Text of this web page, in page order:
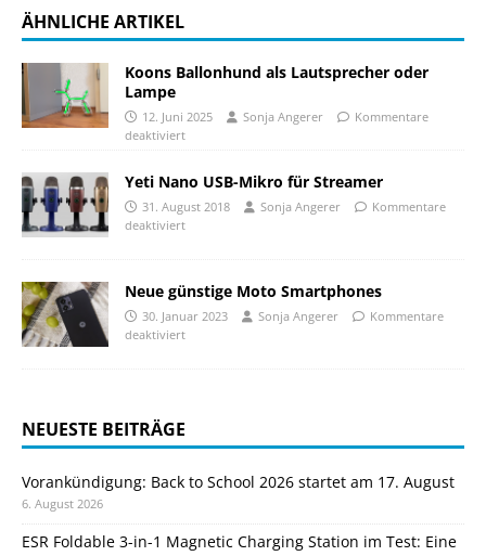
ÄHNLICHE ARTIKEL
Koons Ballonhund als Lautsprecher oder
Lampe
12. Juni 2025 Sonja Angerer
Kommentare
deaktiviert
Yeti Nano USB-Mikro für Streamer
31. August 2018 Sonja Angerer
Kommentare
deaktiviert
Neue günstige Moto Smartphones
30. Januar 2023 Sonja Angerer
Kommentare
deaktiviert
NEUESTE BEITRÄGE
Vorankündigung: Back to School 2026 startet am 17. August
6. August 2026
ESR Foldable 3-in-1 Magnetic Charging Station im Test: Eine